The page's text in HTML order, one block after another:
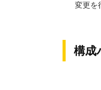
変更を
構成